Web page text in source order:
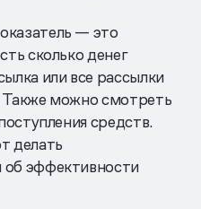
— это
сколько денег
или все рассылки
Также можно смотреть
средств.
делать
эффективности